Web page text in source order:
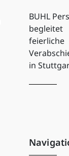
BUHL
begleitet
feierliche
in